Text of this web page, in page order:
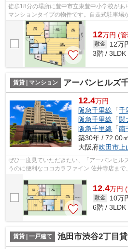
徒歩18分の場所に豊中市立東豊中小学校があ
マンションタイプの物件です。自走式駐車場
防に適した、通気性の良い安心のマン...
12万円 (
敷金 12万
3階 / 3LDK
賃貸 | マンション アーバンヒルズ
12.4万円
阪急千里線 「千
阪急千里線 「関
阪急千里線 「南
築30年 / 72.00㎡
大阪府吹田市
ぜひ一度見ていただきたい、「アーバンヒル
うのに便利なココカラファイン 佐井寺店ま
12.4万円
敷金 10万
6階 / 3LDK
賃貸 | 一戸建て 池田市渋谷2丁目